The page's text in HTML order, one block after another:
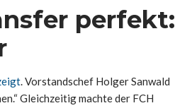
perfekt:
. Vorstandschef Holger Sanwald
Gleichzeitig machte der FCH